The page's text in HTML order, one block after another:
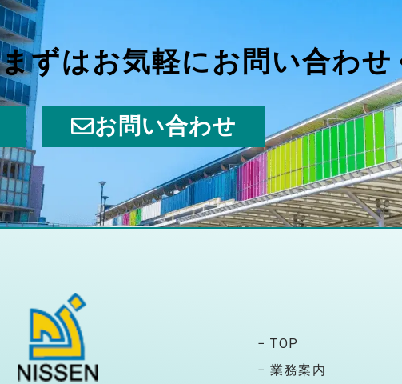
まずはお気軽にお問い合わせ
お問い合わせ
− TOP
− 業務案内